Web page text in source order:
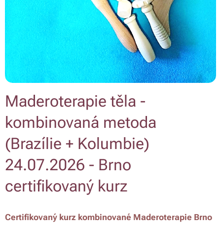
Maderoterapie těla -
kombinovaná metoda
(Brazílie + Kolumbie)
24.07.2026 - Brno
certifikovaný kurz
Certifikovaný kurz kombinované Maderoterapie Brno